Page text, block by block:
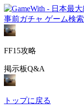
事前ガチャ ゲーム検索
FF15攻略
掲示板Q&A
トップに戻る